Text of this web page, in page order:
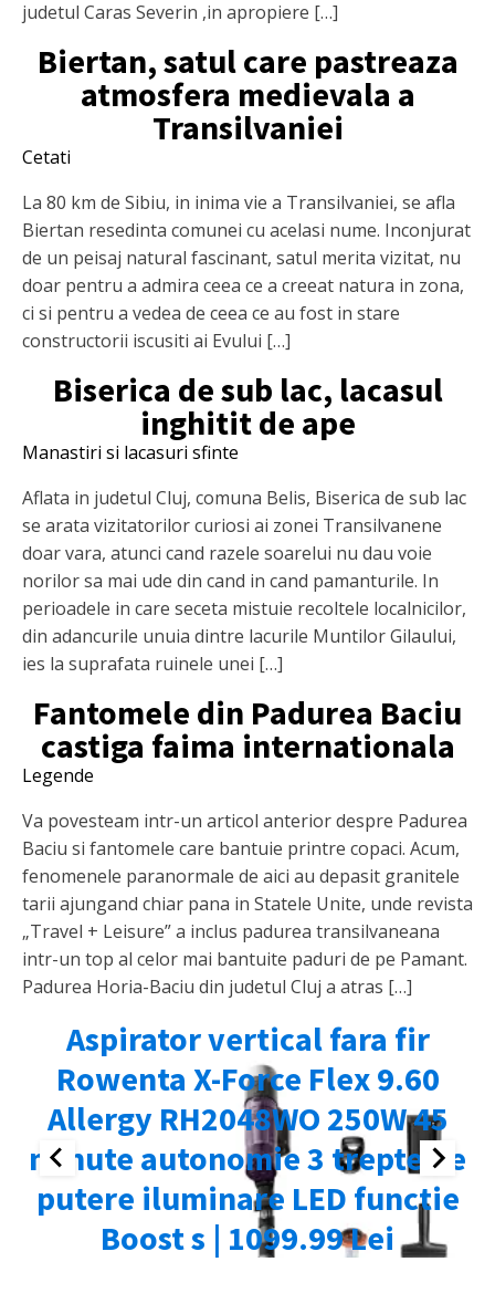
judetul Caras Severin ,in apropiere […]
Biertan, satul care pastreaza
atmosfera medievala a
Transilvaniei
Cetati
La 80 km de Sibiu, in inima vie a Transilvaniei, se afla
Biertan resedinta comunei cu acelasi nume. Inconjurat
de un peisaj natural fascinant, satul merita vizitat, nu
doar pentru a admira ceea ce a creeat natura in zona,
ci si pentru a vedea de ceea ce au fost in stare
constructorii iscusiti ai Evului […]
Biserica de sub lac, lacasul
inghitit de ape
Manastiri si lacasuri sfinte
Aflata in judetul Cluj, comuna Belis, Biserica de sub lac
se arata vizitatorilor curiosi ai zonei Transilvanene
doar vara, atunci cand razele soarelui nu dau voie
norilor sa mai ude din cand in cand pamanturile. In
perioadele in care seceta mistuie recoltele localnicilor,
din adancurile unuia dintre lacurile Muntilor Gilaului,
ies la suprafata ruinele unei […]
Fantomele din Padurea Baciu
castiga faima internationala
Legende
Va povesteam intr-un articol anterior despre Padurea
Baciu si fantomele care bantuie printre copaci. Acum,
fenomenele paranormale de aici au depasit granitele
tarii ajungand chiar pana in Statele Unite, unde revista
„Travel + Leisure” a inclus padurea transilvaneana
intr-un top al celor mai bantuite paduri de pe Pamant.
Padurea Horia-Baciu din judetul Cluj a atras […]